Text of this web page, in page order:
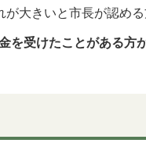
が大きいと市長が認め
を受けたことがある方